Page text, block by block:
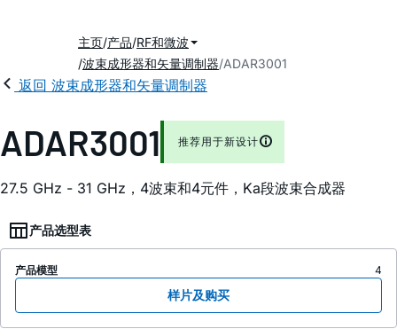
主页 产品 RF和微波
波束成形器和矢量调制器 ADAR3001
返回 波束成形器和矢量调制器
ADAR3001 推荐用于新设计
27.5 GHz - 31 GHz，4波束和4元件，Ka段波束合成器
产品选型表
产品模型 4
样片及购买